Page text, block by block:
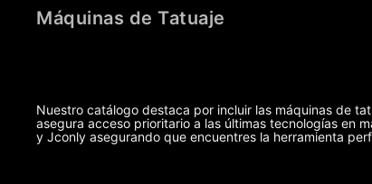
Máquinas de Tatuaje
Nuestro catálogo destaca por incluir las máquinas de
asegura acceso prioritario a las últimas tecnologías en
y Jconly asegurando que encuentres la herramienta